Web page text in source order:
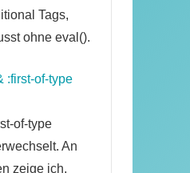
Tags,
ohne eval().
:first-of-type
of-type
An
zeige ich,